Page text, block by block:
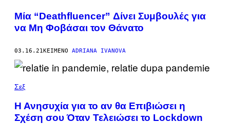
Μία “Deathfluencer” Δίνει Συμβουλές για
να Μη Φοβάσαι τον Θάνατο
03.16.21ΚΕΊΜΕΝΟ ADRIANA IVANOVA
Σεξ
Η Ανησυχία για το αν θα Επιβιώσει η
Σχέση σου Όταν Τελειώσει το Lockdown